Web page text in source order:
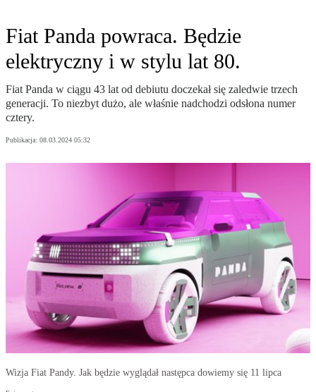
Fiat Panda powraca. Będzie
elektryczny i w stylu lat 80.
Fiat Panda w ciągu 43 lat od debiutu doczekał się zaledwie trzech
generacji. To niezbyt dużo, ale właśnie nadchodzi odsłona numer
cztery.
Publikacja: 08.03.2024 05:32
Wizja Fiat Pandy. Jak będzie wyglądał następca dowiemy się 11 lipca